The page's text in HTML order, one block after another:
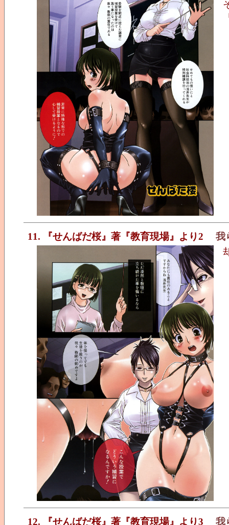
11. 『せんばだ桜』著『教育現場』より2
我
12. 『せんばだ桜』著『教育現場』より3
我